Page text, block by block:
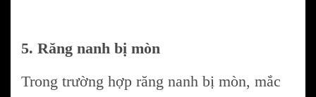
5. Răng nanh bị mòn
Trong trường hợp răng nanh bị mòn, mắc